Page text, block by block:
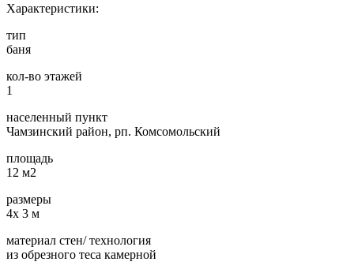
Характеристики:
тип
баня
кол-во этажей
1
населенный пункт
Чамзинский район, рп. Комсомольский
площадь
12 м2
размеры
4х 3 м
материал стен/ технология
из обрезного теса камерной